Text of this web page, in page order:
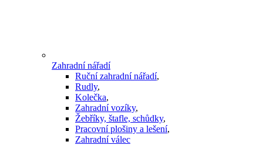
Zahradní nářadí
Ruční zahradní nářadí,
Rudly,
Kolečka,
Zahradní vozíky,
Žebříky, štafle, schůdky,
Pracovní plošiny a lešení,
Zahradní válec